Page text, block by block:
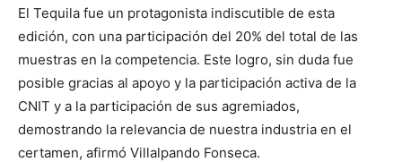
El Tequila fue un protagonista indiscutible de esta
edición, con una participación del 20% del total de las
muestras en la competencia. Este logro, sin duda fue
posible gracias al apoyo y la participación activa de la
CNIT y a la participación de sus agremiados,
demostrando la relevancia de nuestra industria en el
certamen, afirmó Villalpando Fonseca.